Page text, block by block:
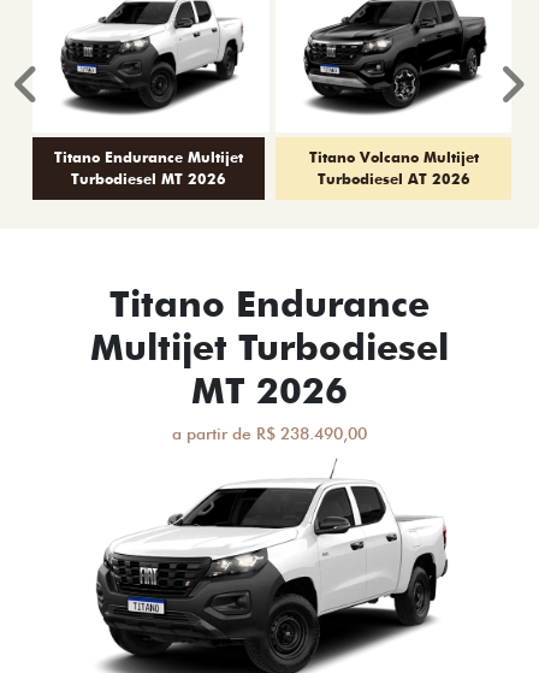
Titano Endurance Multijet
Turbodiesel MT 2026
Titano Volcano Multijet
Turbodiesel AT 2026
Anterior
Titano Endurance
Multijet Turbodiesel
MT 2026
a partir de R$ 238.490,00